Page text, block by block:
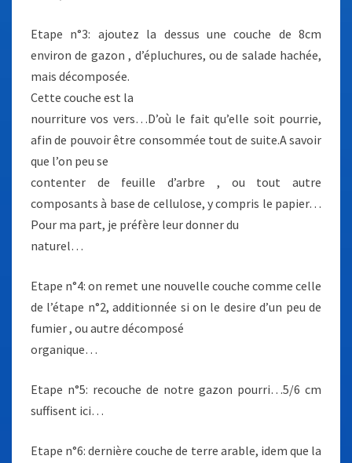
Etape n°3: ajoutez la dessus une couche de 8cm
environ de gazon , d’épluchures, ou de salade hachée,
mais décomposée.
Cette couche est la
nourriture vos vers…D’où le fait qu’elle soit pourrie,
afin de pouvoir être consommée tout de suite.A savoir
que l’on peu se
contenter de feuille d’arbre , ou tout autre
composants à base de cellulose, y compris le papier…
Pour ma part, je préfère leur donner du
naturel…
Etape n°4: on remet une nouvelle couche comme celle
de l’étape n°2, additionnée si on le desire d’un peu de
fumier , ou autre décomposé
organique…
Etape n°5: recouche de notre gazon pourri…5/6 cm
suffisent ici…
Etape n°6: dernière couche de terre arable, idem que la